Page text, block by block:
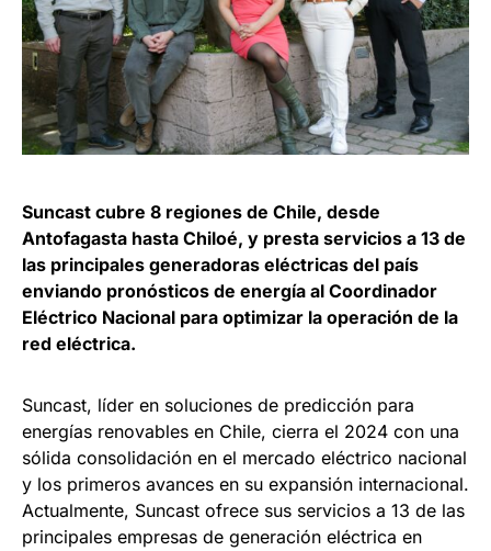
Suncast cubre 8 regiones de Chile, desde
Antofagasta hasta Chiloé, y presta servicios a 13 de
las principales generadoras eléctricas del país
enviando pronósticos de energía al Coordinador
Eléctrico Nacional para optimizar la operación de la
red eléctrica.
Suncast, líder en soluciones de predicción para
energías renovables en Chile, cierra el 2024 con una
sólida consolidación en el mercado eléctrico nacional
y los primeros avances en su expansión internacional.
Actualmente, Suncast ofrece sus servicios a 13 de las
principales empresas de generación eléctrica en